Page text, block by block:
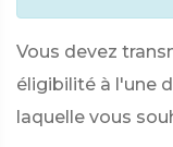
Vous devez
éligibilité à l'une
laquelle vous